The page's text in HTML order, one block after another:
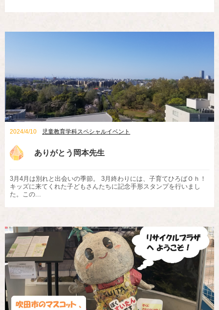
2024/4/10 児童教育学科スペシャルイベント
ありがとう岡本先生
3月4月は別れと出会いの季節。 3月終わりには、子育てひろばＯｈ！
キッズに来てくれた子どもさんたちに記念手形スタンプを行いまし
た。この...